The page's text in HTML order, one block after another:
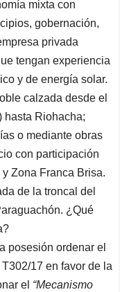
mixta con
gobernación,
privada
tengan experiencia
y de energía solar.
calzada desde el
hasta Riohacha;
o mediante obras
con participación
Zona Franca Brisa.
de la troncal del
¿Qué
posesión ordenar el
17 en favor de la
el “Mecanismo